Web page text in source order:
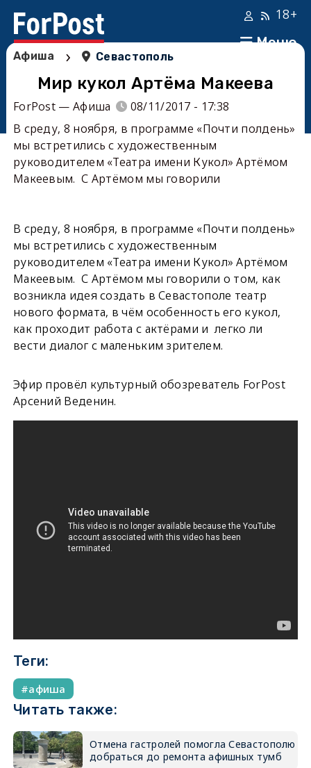
Меню
18+
Афиша › Севастополь
Мир кукол Артёма Макеева
ForPost — Афиша
08/11/2017 - 17:38
В среду, 8 ноября, в программе «Почти полдень»
мы встретились с художественным
руководителем «Театра имени Кукол» Артёмом
Макеевым. С Артёмом мы говорили
В среду, 8 ноября, в программе «Почти полдень»
мы встретились с художественным
руководителем «Театра имени Кукол» Артёмом
Макеевым. С Артёмом мы говорили о том, как
возникла идея создать в Севастополе театр
нового формата, в чём особенность его кукол,
как проходит работа с актёрами и легко ли
вести диалог с маленьким зрителем.
Эфир провёл культурный обозреватель ForPost
Арсений Веденин.
Теги:
афиша
Читать также:
Отмена гастролей помогла Севастополю
добраться до ремонта афишных тумб